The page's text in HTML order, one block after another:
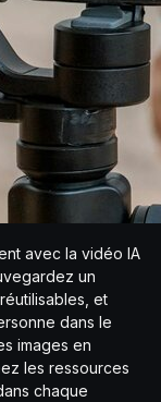
avec la vidéo IA
un
et
dans le
images en
les ressources
chaque